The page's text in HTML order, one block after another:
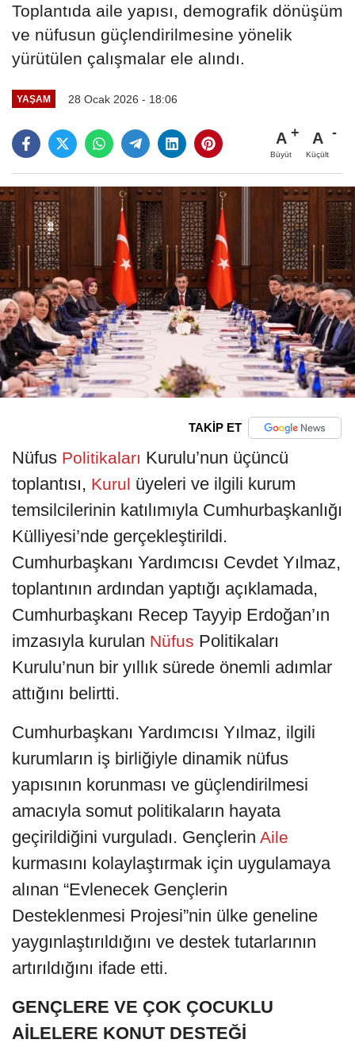
Toplantıda aile yapısı, demografik dönüşüm
ve nüfusun güçlendirilmesine yönelik
yürütülen çalışmalar ele alındı.
YAŞAM 28 Ocak 2026 - 18:06
A
Büyüt
A
Küçült
TAKİP ET
Nüfus Politikaları Kurulu’nun üçüncü
toplantısı, Kurul üyeleri ve ilgili kurum
temsilcilerinin katılımıyla Cumhurbaşkanlığı
Külliyesi’nde gerçekleştirildi.
Cumhurbaşkanı Yardımcısı Cevdet Yılmaz,
toplantının ardından yaptığı açıklamada,
Cumhurbaşkanı Recep Tayyip Erdoğan’ın
imzasıyla kurulan Nüfus Politikaları
Kurulu’nun bir yıllık sürede önemli adımlar
attığını belirtti.
Cumhurbaşkanı Yardımcısı Yılmaz, ilgili
kurumların iş birliğiyle dinamik nüfus
yapısının korunması ve güçlendirilmesi
amacıyla somut politikaların hayata
geçirildiğini vurguladı. Gençlerin Aile
kurmasını kolaylaştırmak için uygulamaya
alınan “Evlenecek Gençlerin
Desteklenmesi Projesi”nin ülke geneline
yaygınlaştırıldığını ve destek tutarlarının
artırıldığını ifade etti.
GENÇLERE VE ÇOK ÇOCUKLU
AİLELERE KONUT DESTEĞİ